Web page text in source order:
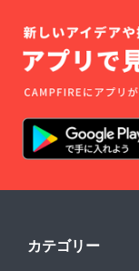
カテゴリー